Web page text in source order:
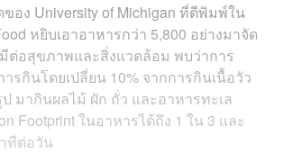
อง University of Michigan ที่ตีพิมพ์ใน
หยิบเอาอาหารกว่า 5,800 อย่างมาจัด
ต่อสุขภาพและสิ่งแวดล้อม พบว่าการ
รกินโดยเปลี่ยน 10% จากการกินเนื้อวัว
มากินผลไม้ ผัก ถั่ว และอาหารทะเล
Footprint ในอาหารได้ถึง 1 ใน 3 และ
ทีต่อวัน